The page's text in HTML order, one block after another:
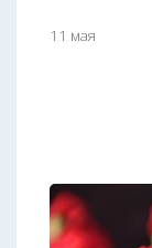
11 мая